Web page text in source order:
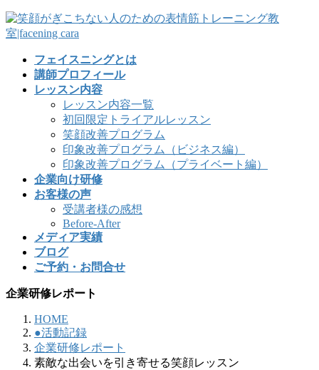
フェイスニングとは
講師プロフィール
レッスン内容
レッスン内容一覧
初回限定トライアルレッスン
笑顔改善プログラム
印象改善プログラム（ビジネス編）
印象改善プログラム（プライベート編）
企業向け研修
お客様の声
受講者様の感想
Before-After
メディア実績
ブログ
ご予約・お問合せ
企業研修レポート
HOME
●活動記録
企業研修レポート
素敵な出会いを引き寄せる笑顔レッスン